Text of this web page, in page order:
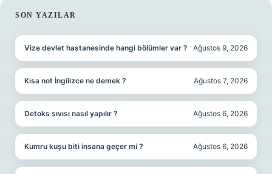
SIDEBAR
SON YAZILAR
Vize devlet hastanesinde hangi bölümler var ? Ağustos 9, 2026
Kısa not İngilizce ne demek ? Ağustos 7, 2026
Detoks sıvısı nasıl yapılır ? Ağustos 6, 2026
Kumru kuşu biti insana geçer mi ? Ağustos 6, 2026